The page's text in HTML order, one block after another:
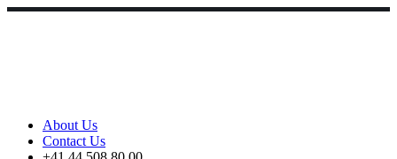
About Us
Contact Us